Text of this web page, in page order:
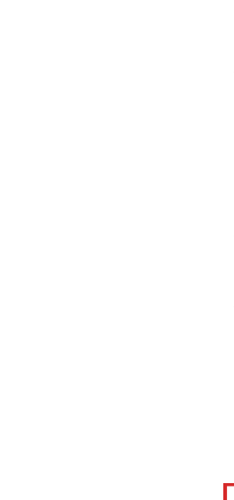
Процесс